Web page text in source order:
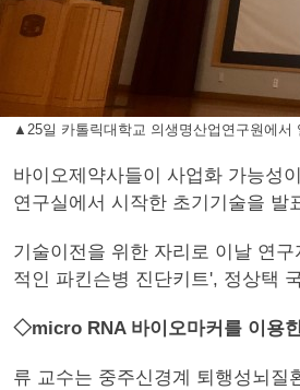
▲25일 카톨릭대학교 의생명산업연구원에서
바이오제약사들이 사업화 가능성
연구실에서 시작한 초기기술을 발
기술이전을 위한 자리로 이날 연
적인 파킨슨병 진단키트', 정상택
◇micro RNA 바이오마커를 이용
류 교수는 중주신경계 퇴행성뇌질